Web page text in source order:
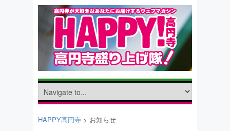
HAPPY高円寺 > お知らせ